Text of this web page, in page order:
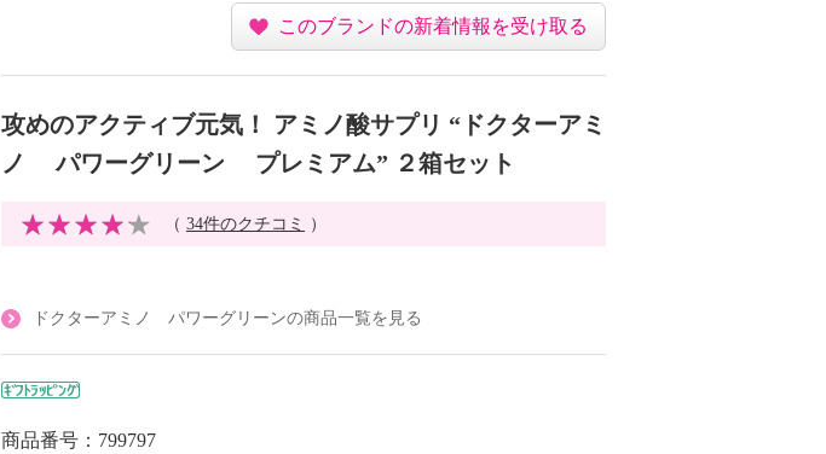
このブランドの新着情報を受け取る
攻めのアクティブ元気！ アミノ酸サプリ “ドクターアミ
ノ パワーグリーン プレミアム” ２箱セット
（ 34件のクチコミ ）
ドクターアミノ パワーグリーンの商品一覧を見る
商品番号：799797